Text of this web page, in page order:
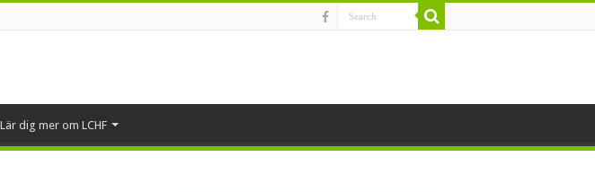
Lär dig mer om LCHF